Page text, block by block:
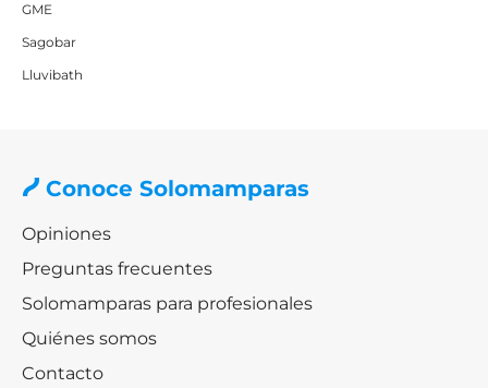
GME
Sagobar
Lluvibath
Conoce Solomamparas
Opiniones
Preguntas frecuentes
Solomamparas para profesionales
Quiénes somos
Contacto